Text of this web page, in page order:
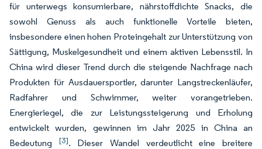
für unterwegs konsumierbare, nährstoffdichte Snacks, die
sowohl Genuss als auch funktionelle Vorteile bieten,
insbesondere einen hohen Proteingehalt zur Unterstützung von
Sättigung, Muskelgesundheit und einem aktiven Lebensstil. In
China wird dieser Trend durch die steigende Nachfrage nach
Produkten für Ausdauersportler, darunter Langstreckenläufer,
Radfahrer und Schwimmer, weiter vorangetrieben.
Energieriegel, die zur Leistungssteigerung und Erholung
entwickelt wurden, gewinnen im Jahr 2025 in China an
Bedeutung [3]. Dieser Wandel verdeutlicht eine breitere